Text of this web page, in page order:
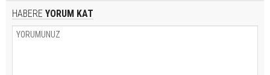
HABERE YORUM KAT